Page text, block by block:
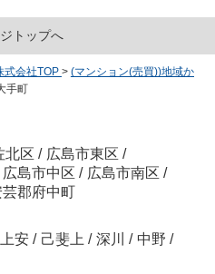
トップへ
式会社TOP > (マンション(売買))地域か
手町
北区 / 広島市東区 /
広島市中区 / 広島市南区 /
芸郡府中町
上安 / 己斐上 / 深川 / 中野 /